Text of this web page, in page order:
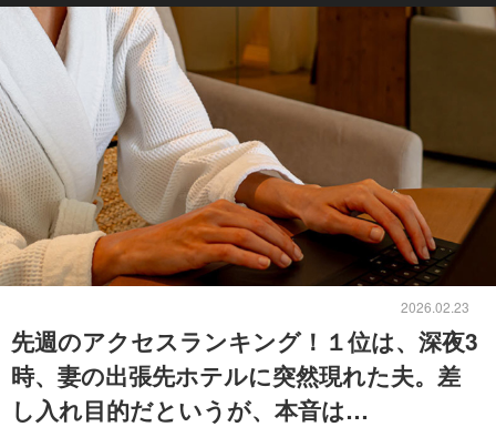
2026.02.23
先週のアクセスランキング！１位は、深夜3
時、妻の出張先ホテルに突然現れた夫。差
し入れ目的だというが、本音は…